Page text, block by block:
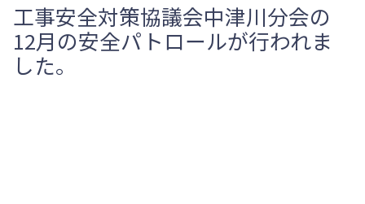
工事安全対策協議会中津川分会の
12月の安全パトロールが行われま
した。